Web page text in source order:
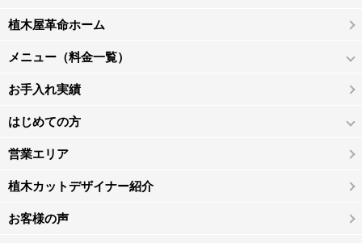
植木屋革命ホーム
メニュー（料金一覧）
お手入れ実績
はじめての方
営業エリア
植木カットデザイナー紹介
お客様の声